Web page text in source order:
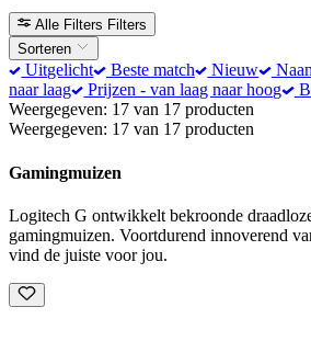
Alle Filters Filters
Sorteren
Uitgelicht Beste match Nieuw
naar laag
Prijzen - van laag naar hoog
Weergegeven: 17 van 17 producten
Weergegeven: 17 van 17 producten
Gamingmuizen
Logitech G ontwikkelt bekroonde
gamingmuizen. Voortdurend innoverend
vind de juiste voor jou.